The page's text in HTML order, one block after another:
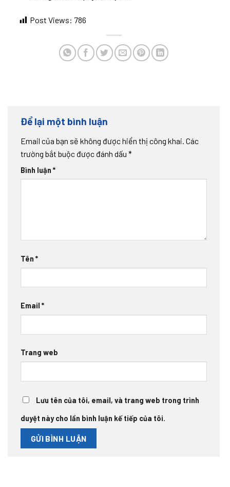
Post Views: 786
Để lại một bình luận
Email của bạn sẽ không được hiển thị công khai. Các
trường bắt buộc được đánh dấu *
Bình luận *
Tên *
Email *
Trang web
Lưu tên của tôi, email, và trang web trong trình
duyệt này cho lần bình luận kế tiếp của tôi.